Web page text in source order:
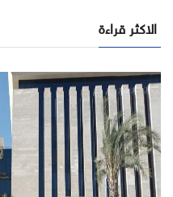
الاكثر قراءة